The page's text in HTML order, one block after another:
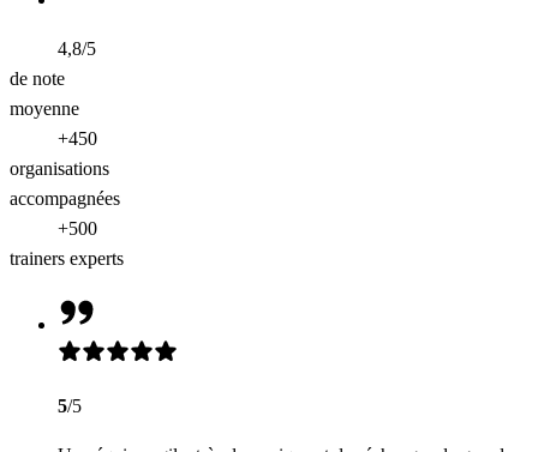
4,8/5
de note
moyenne
+450
organisations
accompagnées
+500
trainers experts
5/5